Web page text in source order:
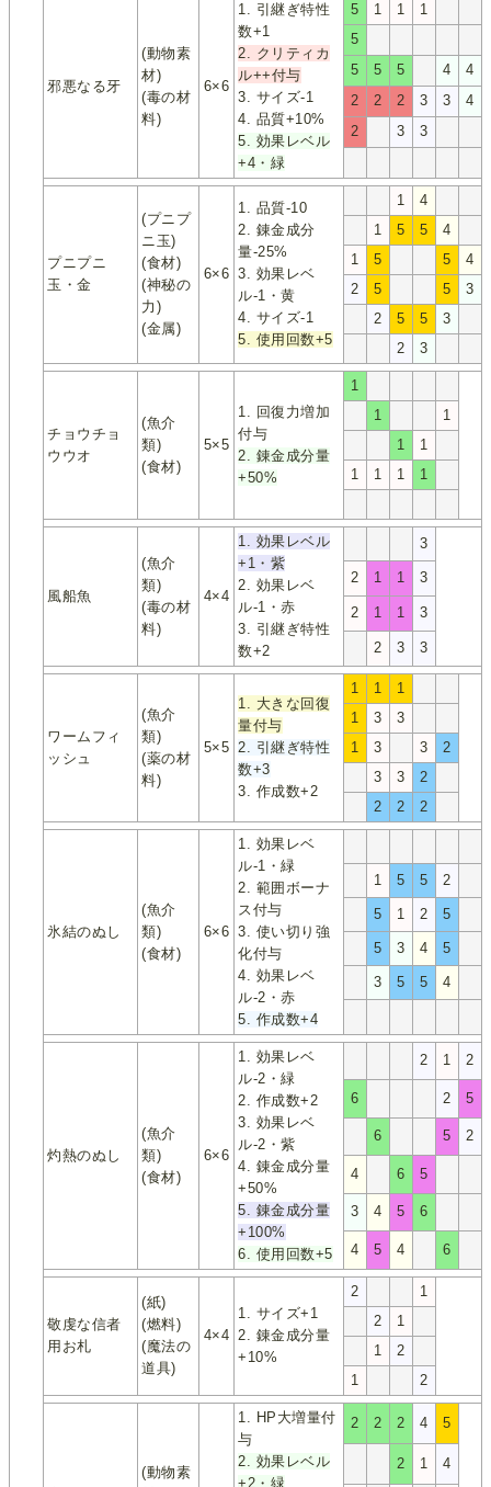
邪悪なる牙
(動物素
材)
(毒の材
料)
6×6
1. 引継ぎ特性
数+1
2. クリティカ
ル++付与
3. サイズ-1
4. 品質+10%
5. 効果レベル
+4・緑
5 1 1
1
5
5
5 5 4
4
2
2 2 3 3
4
2
3 3
プニプニ
玉・金
(プニプ
ニ玉)
(食材)
(神秘の
力)
(金属)
6×6
1. 品質-10
2. 錬金成分
量-25%
3. 効果レベ
ル-1・黄
4. サイズ-1
5. 使用回数+5
1
4
1
5 5
4
1
5 5
4
2
5 5
3
2
5 5
3
2
3
チョウチョ
ウウオ
(魚介
類)
(食材)
5×5
1. 回復力増加
付与
2. 錬金成分量
+50%
1
1
1
1
1
1
1 1 1
風船魚
(魚介
類)
(毒の材
料)
4×4
1. 効果レベル
+1・紫
2. 効果レベ
ル-1・赤
3. 引継ぎ特性
数+2
3
2 1 1 3
2 1 1 3
2 3 3
ワームフィ
ッシュ
(魚介
類)
(薬の材
料)
5×5
1. 大きな回復
量付与
2. 引継ぎ特性
数+3
3. 作成数+2
1 1
1
1
3
3
1
3 3
2
3
3
2
2
2 2
氷結のぬし
(魚介
類)
(食材)
6×6
1. 効果レベ
ル-1・緑
2. 範囲ボーナ
ス付与
3. 使い切り強
化付与
4. 効果レベ
ル-2・赤
5. 作成数+4
1 5 5 2
5 1 2 5
5 3 4 5
3 5 5 4
灼熱のぬし
(魚介
類)
(食材)
6×6
1. 効果レベ
ル-2・緑
2. 作成数+2
3. 効果レベ
ル-2・紫
4. 錬金成分量
+50%
5. 錬金成分量
+100%
6. 使用回数+5
2 1 2
6 2 5
6 5 2
4 6 5
3 4 5 6
4 5 4 6
敬虔な信者
用お札
(紙)
(燃料)
(魔法の
道具)
4×4
1. サイズ+1
2. 錬金成分量
+10%
2
1
2
1
1
2
1
2
(動物素
1. HP大増量付
与
2. 効果レベル
+2・緑
2 2 2 4 5
2 1 4